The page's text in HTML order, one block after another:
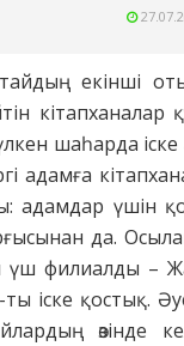
екінші
кітап­ханалар
шаһарда
адамға
адамдар үшін
да.
үш филиалды –
іске қостық.
өзінде